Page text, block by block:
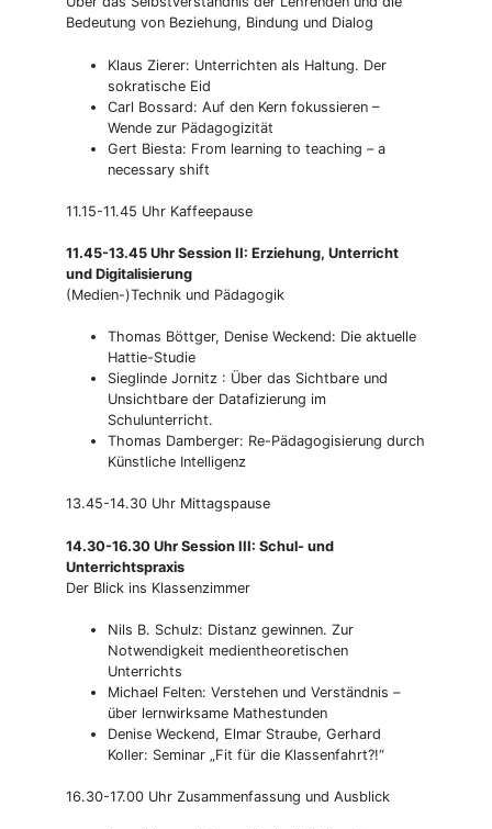
Bedeutung von Beziehung, Bindung und Dialog
Klaus Zierer: Unterrichten als Haltung. Der
sokratische Eid
Carl Bossard: Auf den Kern fokussieren –
Wende zur Pädagogizität
Gert Biesta: From learning to teaching – a
necessary shift
11.15-11.45 Uhr Kaffeepause
11.45-13.45 Uhr Session II: Erziehung, Unterricht
und Digitalisierung
(Medien-)Technik und Pädagogik
Thomas Böttger, Denise Weckend: Die aktuelle
Hattie-Studie
Sieglinde Jornitz : Über das Sichtbare und
Unsichtbare der Datafizierung im
Schulunterricht.
Thomas Damberger: Re-Pädagogisierung durch
Künstliche Intelligenz
13.45-14.30 Uhr Mittagspause
14.30-16.30 Uhr Session III: Schul- und
Unterrichtspraxis
Der Blick ins Klassenzimmer
Nils B. Schulz: Distanz gewinnen. Zur
Notwendigkeit medientheoretischen
Unterrichts
Michael Felten: Verstehen und Verständnis –
über lernwirksame Mathestunden
Denise Weckend, Elmar Straube, Gerhard
Koller: Seminar „Fit für die Klassenfahrt?!“
16.30-17.00 Uhr Zusammenfassung und Ausblick